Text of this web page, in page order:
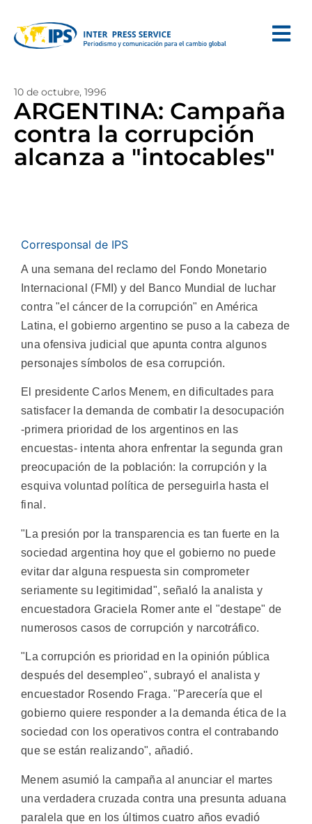
10 de octubre, 1996
ARGENTINA: Campaña
contra la corrupción
alcanza a "intocables"
Corresponsal de IPS
A una semana del reclamo del Fondo Monetario
Internacional (FMI) y del Banco Mundial de luchar
contra "el cáncer de la corrupción" en América
Latina, el gobierno argentino se puso a la cabeza de
una ofensiva judicial que apunta contra algunos
personajes símbolos de esa corrupción.
El presidente Carlos Menem, en dificultades para
satisfacer la demanda de combatir la desocupación
-primera prioridad de los argentinos en las
encuestas- intenta ahora enfrentar la segunda gran
preocupación de la población: la corrupción y la
esquiva voluntad política de perseguirla hasta el
final.
"La presión por la transparencia es tan fuerte en la
sociedad argentina hoy que el gobierno no puede
evitar dar alguna respuesta sin comprometer
seriamente su legitimidad", señaló la analista y
encuestadora Graciela Romer ante el "destape" de
numerosos casos de corrupción y narcotráfico.
"La corrupción es prioridad en la opinión pública
después del desempleo", subrayó el analista y
encuestador Rosendo Fraga. "Parecería que el
gobierno quiere responder a la demanda ética de la
sociedad con los operativos contra el contrabando
que se están realizando", añadió.
Menem asumió la campaña al anunciar el martes
una verdadera cruzada contra una presunta aduana
paralela que en los últimos cuatro años evadió